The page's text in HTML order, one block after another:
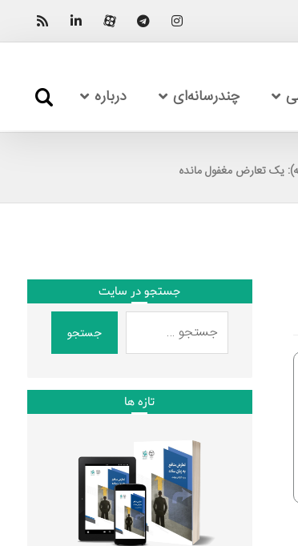
چندرسانه‌ای درباره
یک تعارض مغفول مانده
جستجو در سایت
جستجو
تازه ها